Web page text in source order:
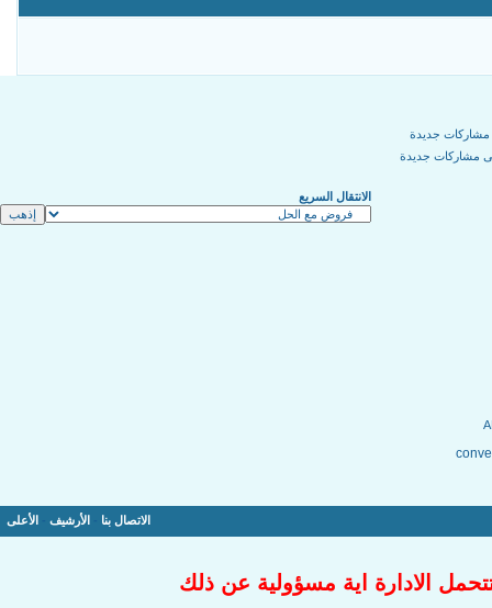
جديدة
مشاركات جديدة
الانتقال السريع
الاتصال بنا الأرشيف الأعلى
الادارة اية مسؤولية عن ذلك